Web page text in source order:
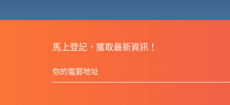
馬上登記，獲取最新資訊！